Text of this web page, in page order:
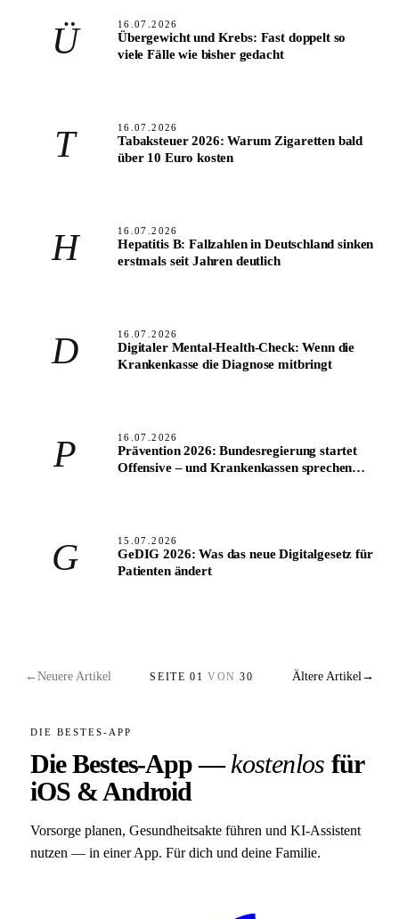
Ü 16.07.2026
Übergewicht und Krebs: Fast doppelt so
viele Fälle wie bisher gedacht
T 16.07.2026
Tabaksteuer 2026: Warum Zigaretten bald
über 10 Euro kosten
H 16.07.2026
Hepatitis B: Fallzahlen in Deutschland sinken
erstmals seit Jahren deutlich
D 16.07.2026
Digitaler Mental-Health-Check: Wenn die
Krankenkasse die Diagnose mitbringt
P 16.07.2026
Prävention 2026: Bundesregierung startet
Offensive – und Krankenkassen sprechen
G 15.07.2026
GeDIG 2026: Was das neue Digitalgesetz für
Patienten ändert
← Neuere Artikel SEITE 01 VON 30 Ältere Artikel→
DIE BESTES-APP
Die Bestes-App —kostenlos für
iOS & Android
Vorsorge planen, Gesundheitsakte führen und KI-Assistent
nutzen — in einer App. Für dich und deine Familie.